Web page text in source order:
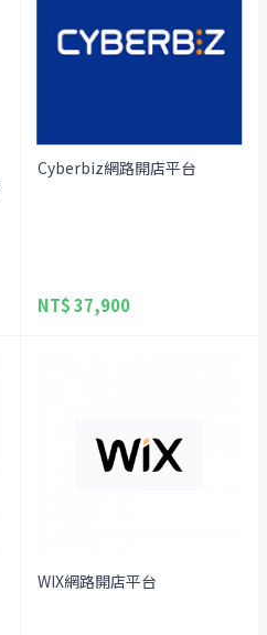
Cyberbiz網路開店平台
NT$ 37,900
WIX網路開店平台